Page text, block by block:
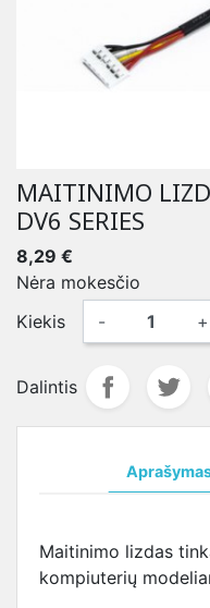
MAITINIMO
DV6 SERIES
8,29 €
Nėra mokesčio
Kiekis
- +
Dalintis
Maitinimo lizdas
kompiuterių